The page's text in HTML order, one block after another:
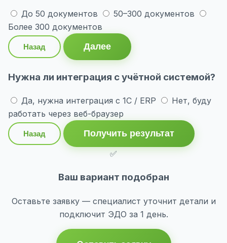
До 50 документов
50–300 документов
Более 300 документов
Назад Далее
Нужна ли интеграция с учётной системой?
Да, нужна интеграция с 1С / ERP
Нет, буду
работать через веб-браузер
Назад
Получить результат
✅
Ваш вариант подобран
Оставьте заявку — специалист уточнит детали и
подключит ЭДО за 1 день.